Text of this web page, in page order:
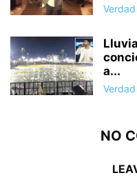
a...
NO